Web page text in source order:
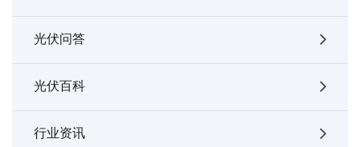
光伏问答
光伏百科
行业资讯